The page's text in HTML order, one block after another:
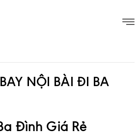
NỘI BÀI ĐI BA
Đình Giá Rẻ